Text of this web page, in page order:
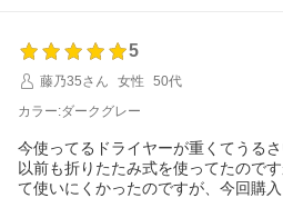
を開始してください。
今後も変わらぬご愛顧のほど、よろしく
5
藤乃35さん
女性
50代
カラー:ダークグレー
今使ってるドライヤーが重くてうる
以前も折りたたみ式を使ってたので
て使いにくかったのですが、今回購